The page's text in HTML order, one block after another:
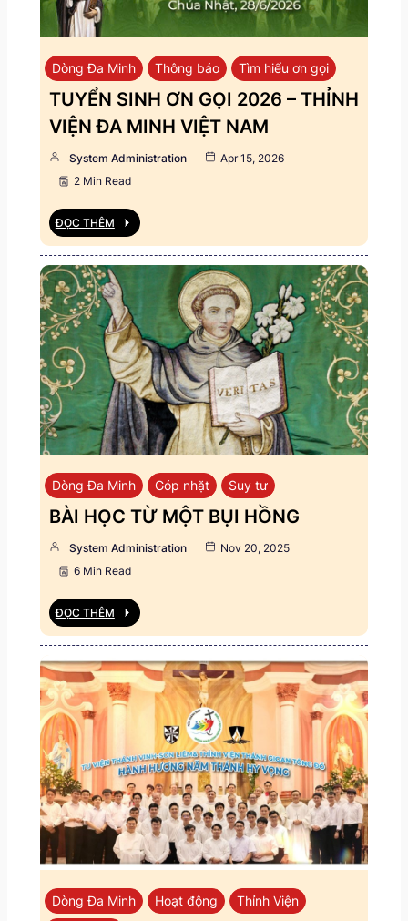
Dòng Đa Minh Thông báo Tìm hiểu ơn gọi
TUYỂN SINH ƠN GỌI 2026 – THỈNH
VIỆN ĐA MINH VIỆT NAM
System Administration
Apr 15, 2026
2 Min Read
ĐỌC THÊM
Dòng Đa Minh Góp nhặt Suy tư
BÀI HỌC TỪ MỘT BỤI HỒNG
System Administration
Nov 20, 2025
6 Min Read
ĐỌC THÊM
Dòng Đa Minh Hoạt động
Thỉnh Viện